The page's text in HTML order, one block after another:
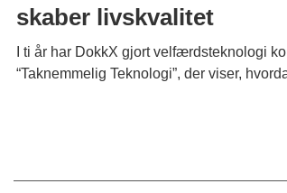
skaber livskvalitet
I ti år har DokkX gjort velfærdsteknologi
“Taknemmelig Teknologi”, der viser,